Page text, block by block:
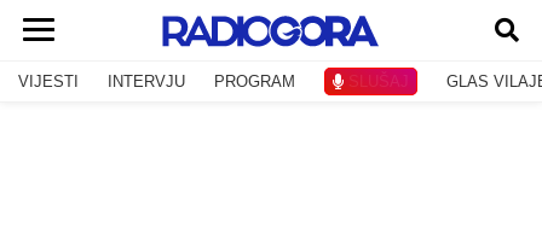
VIJESTI INTERVJU PROGRAM SLUŠAJ GLAS